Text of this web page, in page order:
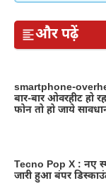
और पढ़ें
smartphone-
बार-बार ओवरहीट हो
फोन तो हो जाये
Tecno Pop X : नए
जारी हुआ बंपर